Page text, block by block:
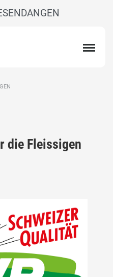
die Fleissigen